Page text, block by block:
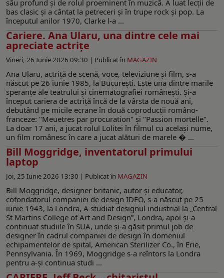
său profund și de rolul proeminent în muzică. A luat lecții de
bas clasic și a cântat la petreceri și în trupe rock și pop. La
începutul anilor 1970, Clarke l-a ...
Cariere. Ana Ularu, una dintre cele mai
apreciate actrițe
Vineri, 26 Iunie 2026 09:30 | Publicat în MAGAZIN
Ana Ularu, actriță de scenă, voce, televiziune și film, s-a
născut pe 26 iunie 1985, la București. Este una dintre marile
speranțe ale teatrului și cinematografiei românești. Și-a
început cariera de actriță încă de la vârsta de nouă ani,
debutând pe micile ecrane în două coproducții româno-
franceze: "Meuetres par procuration" și "Passion mortelle".
La doar 17 ani, a jucat rolul Lolitei în filmul cu același nume,
un film românesc în care a jucat alături de marele � ...
Bill Moggridge, inventatorul primului
laptop
Joi, 25 Iunie 2026 13:30 | Publicat în MAGAZIN
Bill Moggridge, designer britanic, autor și educator,
cofondatorul companiei de design IDEO, s-a născut pe 25
iunie 1943, la Londra, A studiat designul industrial la „Central
St Martins College of Art and Design”, Londra, apoi și-a
continuat studiile în SUA, unde și-a găsit primul job de
designer în cadrul companiei de design în domeniul
echipamentelor de spital, American Sterilizer Co., în Erie,
Pennsylvania. În 1969, Moggridge s-a reîntors la Londra
pentru a-și continua studi ...